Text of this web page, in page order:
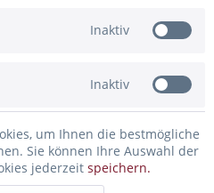
unser Windlicht mit einer
mehr
und diskutieren...mehr
sind verfübar......mehr
Inaktiv
Inaktiv
um Ihnen die bestmögliche
Sie können Ihre Auswahl der
jederzeit speichern.